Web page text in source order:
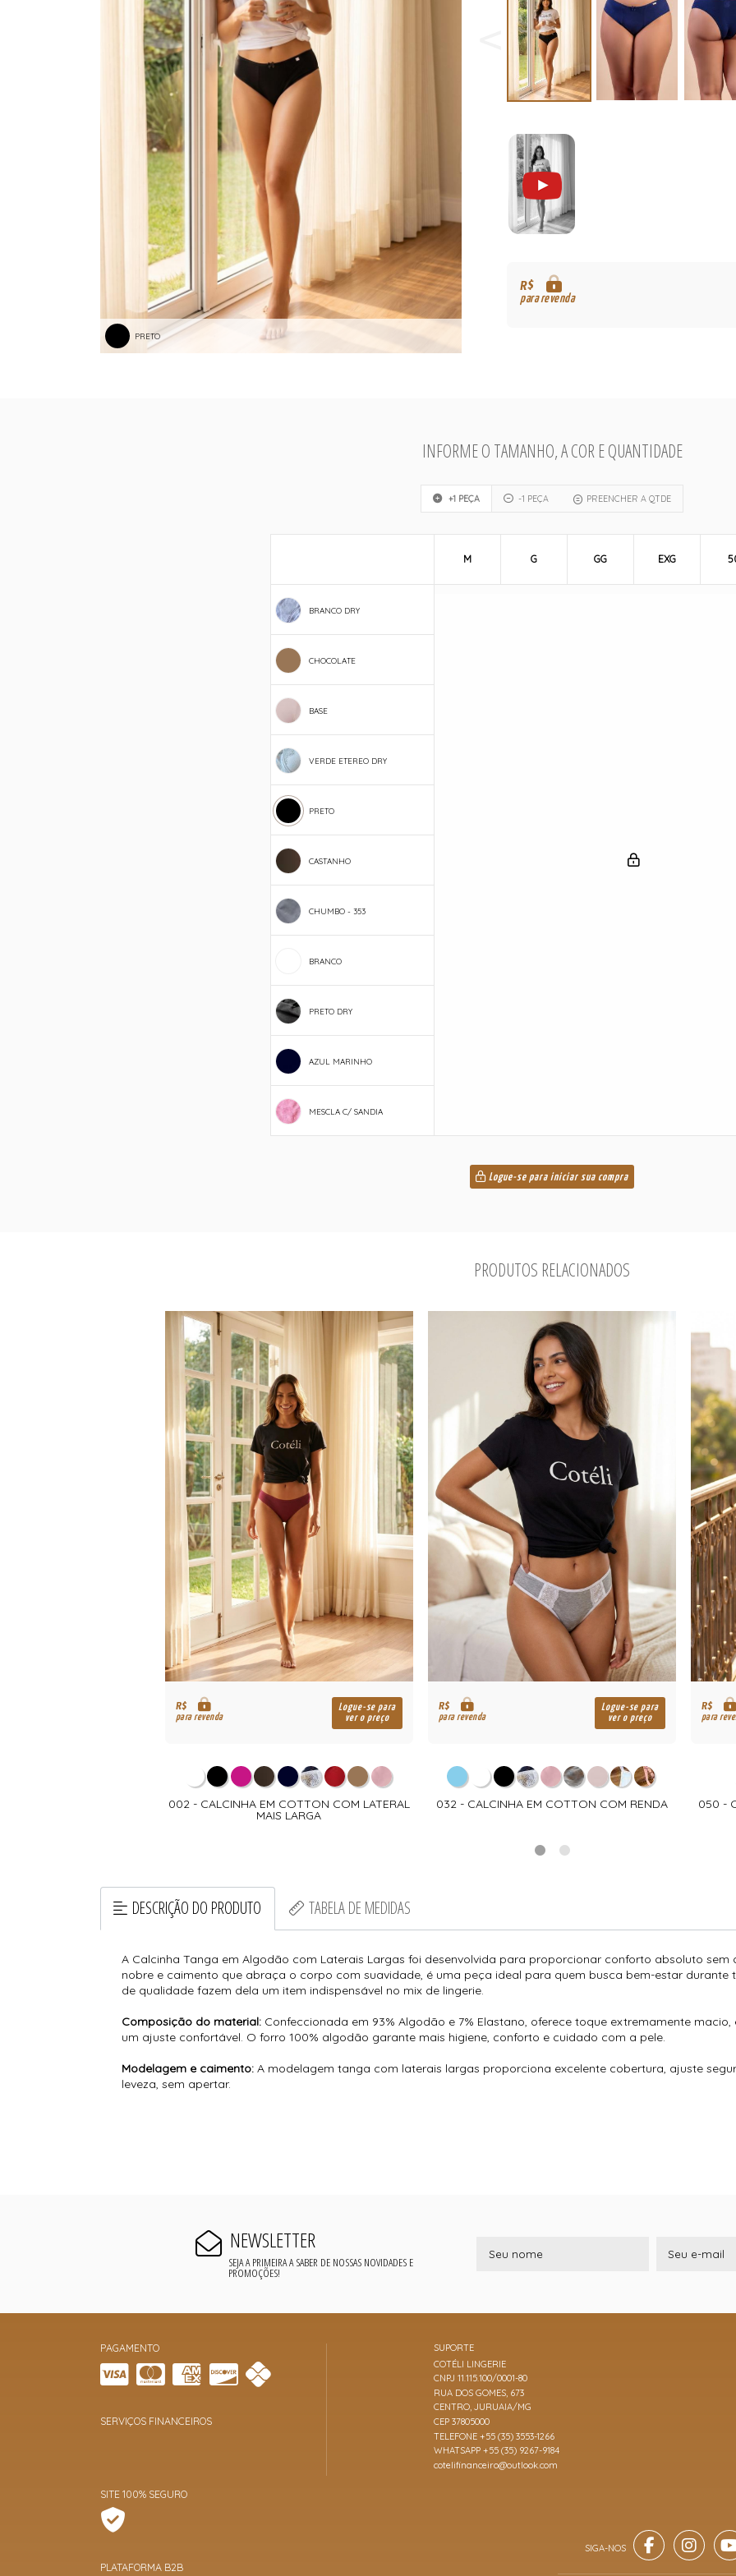
PRETO
R$
para revenda
INFORME O TAMANHO, A COR E QUANTIDADE
+1 PEÇA -1 PEÇA PREENCHER A QTDE
BRANCO DRY
CHOCOLATE
BASE
VERDE ETEREO DRY
PRETO
CASTANHO
CHUMBO - 353
BRANCO
PRETO DRY
AZUL MARINHO
MESCLA C/ SANDIA
M G GG EXG
Logue-se para iniciar sua compra
PRODUTOS RELACIONADOS
R$
para revenda
Logue-se para
ver o preço
002 - CALCINHA EM COTTON COM LATERAL
MAIS LARGA
R$
para revenda
Logue-se para
ver o preço
032 - CALCINHA EM COTTON COM RENDA
R$
para
050 -
DESCRIÇÃO DO PRODUTO TABELA DE MEDIDAS
A Calcinha Tanga em Algodão com Laterais Largas foi desenvolvida para proporcionar conforto absoluto
nobre e caimento que abraça o corpo com suavidade, é uma peça ideal para quem busca bem-estar
de qualidade fazem dela um item indispensável no mix de lingerie.
Composição do material: Confeccionada em 93% Algodão e 7% Elastano, oferece toque extremamente
um ajuste confortável. O forro 100% algodão garante mais higiene, conforto e cuidado com a pele.
Modelagem e caimento: A modelagem tanga com laterais largas proporciona excelente cobertura, ajuste
leveza, sem apertar.
NEWSLETTER
SEJA A PRIMEIRA A SABER DE NOSSAS NOVIDADES E
PROMOÇÕES!
PAGAMENTO
SERVIÇOS FINANCEIROS
SITE 100% SEGURO
PLATAFORMA B2B
SUPORTE
COTÉLI LINGERIE
CNPJ 11.115.100/0001-80
RUA DOS GOMES, 673
CENTRO, JURUAIA/MG
CEP 37805000
TELEFONE +55 (35) 3553-1266
WHATSAPP +55 (35) 9267-9184
cotelifinanceiro@outlook.com